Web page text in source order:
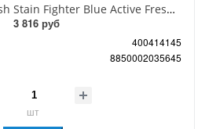
Lion Thai Pao Win Wash Stain Fighter Blue Active Fresh Гель для стирки белого белья Свежесть 850 мл
3 816 руб
400414145
8850002035645
шт